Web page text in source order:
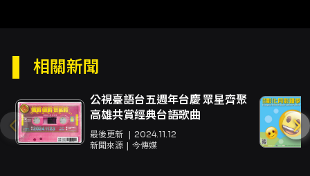
相關新聞
公視臺語台五週年台慶 眾星齊聚
高雄共賞經典台語歌曲
最後更新
2024.11.12
新聞來源
今傳媒